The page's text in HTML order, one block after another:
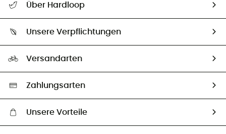
Größentabelle
Vertrag widerrufen
Über Hardloop
Unsere Botschafter
Unsere Verpflichtungen
Auswahl an nachhaltigen Produkten
Versandarten
Zahlungsarten
Unsere Vorteile